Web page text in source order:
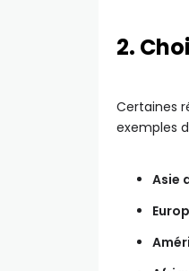
2.
Certaines
exemples
Asie